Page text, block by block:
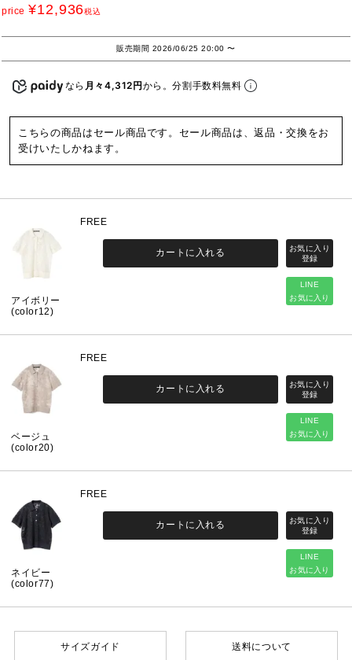
price ¥12,936税込
販売期間 2026/06/25 20:00〜
なら 月々4,312円から。分割手数料無料
こちらの商品はセール商品です。セール商品は、返品・交換をお
受けいたしかねます。
アイボリー
(color12)
FREE
LINE
お気に入り
カートに入れる
ベージュ
(color20)
FREE
LINE
お気に入り
カートに入れる
ネイビー
(color77)
FREE
LINE
お気に入り
カートに入れる
サイズガイド 送料について